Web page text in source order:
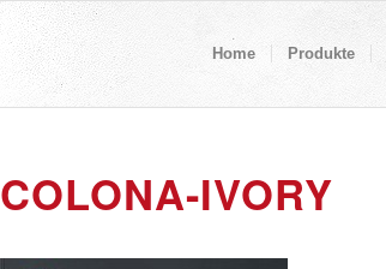
Home Produkte
COLONA-IVORY